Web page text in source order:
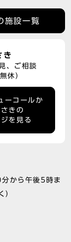
施設一覧
き
、ご相談
休）
ーコールか
きの
を見る
から午後5時ま
）